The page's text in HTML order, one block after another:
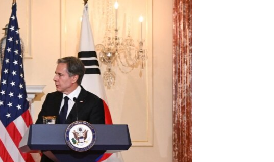
انتخابات ریاست جمهوری آمریکا ۲۰۲۴
حمله جمهوری اسلامی به اسرائیل
اعتراضات زن، زندگی، آزادی
مجموعه مستندهای دادخواهی